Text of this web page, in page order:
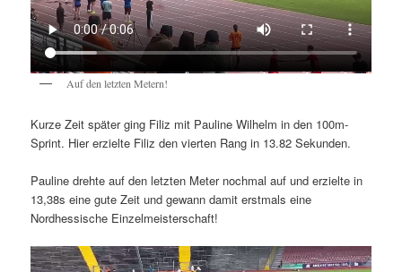
Auf den letzten Metern!
Kurze Zeit später ging Filiz mit Pauline Wilhelm in den 100m-
Sprint. Hier erzielte Filiz den vierten Rang in 13.82 Sekunden.
Pauline drehte auf den letzten Meter nochmal auf und erzielte in
13,38s eine gute Zeit und gewann damit erstmals eine
Nordhessische Einzelmeisterschaft!